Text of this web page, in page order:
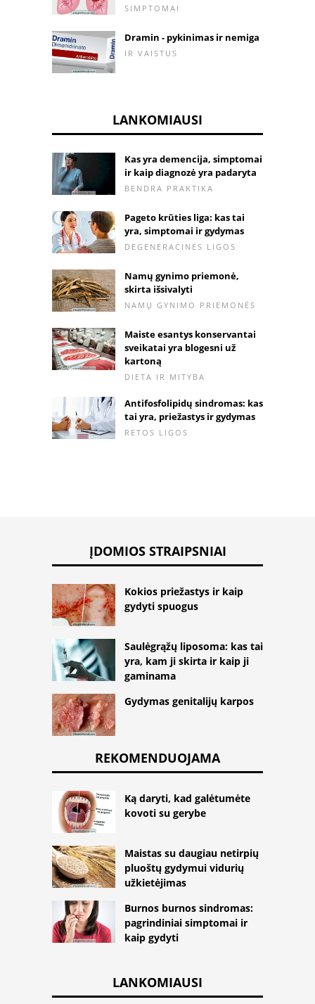
SIMPTOMAI
Dramin - pykinimas ir nemiga
IR VAISTUS
LANKOMIAUSI
Kas yra demencija, simptomai
ir kaip diagnozė yra padaryta
BENDRA PRAKTIKA
Pageto krūties liga: kas tai
yra, simptomai ir gydymas
DEGENERACINĖS LIGOS
Namų gynimo priemonė,
skirta išsivalyti
NAMŲ GYNIMO PRIEMONĖS
Maiste esantys konservantai
sveikatai yra blogesni už
kartoną
DIETA IR MITYBA
Antifosfolipidų sindromas: kas
tai yra, priežastys ir gydymas
RETOS LIGOS
ĮDOMIOS STRAIPSNIAI
Kokios priežastys ir kaip
gydyti spuogus
Saulėgrąžų liposoma: kas tai
yra, kam ji skirta ir kaip ji
gaminama
Gydymas genitalijų karpos
REKOMENDUOJAMA
Ką daryti, kad galėtumėte
kovoti su gerybe
Maistas su daugiau netirpių
pluoštų gydymui vidurių
užkietėjimas
Burnos burnos sindromas:
pagrindiniai simptomai ir
kaip gydyti
LANKOMIAUSI